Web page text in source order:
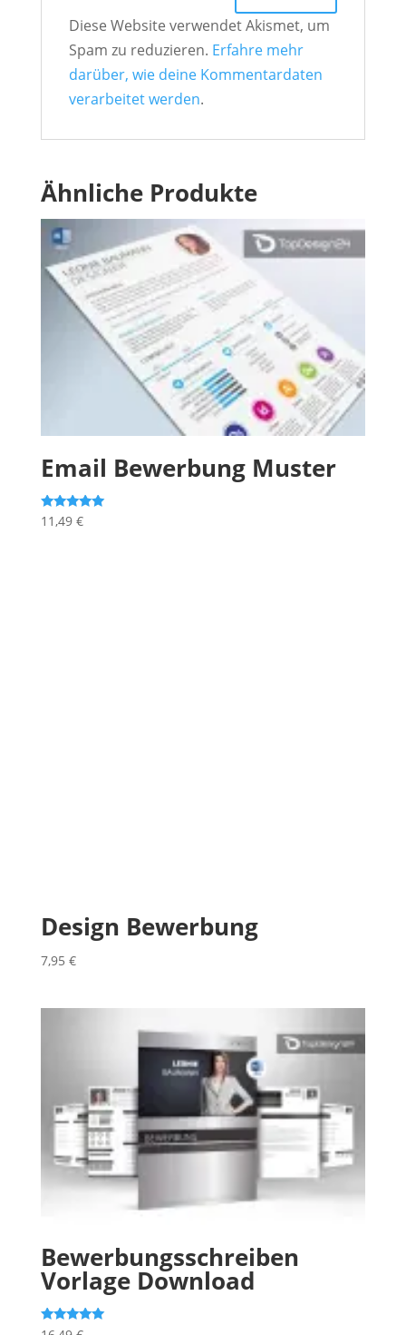
Diese Website verwendet Akismet, um
Spam zu reduzieren. Erfahre mehr
darüber, wie deine Kommentardaten
verarbeitet werden.
Ähnliche Produkte
Email Bewerbung Muster
Bewertet mit
5.00
11,49 €
Design Bewerbung
7,95 €
Bewerbungsschreiben
Vorlage Download
Bewertet mit